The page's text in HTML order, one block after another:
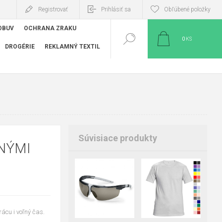
Registrovať Prihlásiť sa Obľúbené položky
OCHRANA ZRAKU
DROGÉRIE REKLAMNÝ TEXTIL
0 KS
i voľný čas.
Súvisiace produkty
XL